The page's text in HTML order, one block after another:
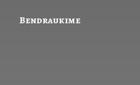
Bendraukime